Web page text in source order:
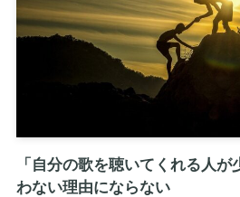
「自分の歌を聴いてくれる人
わない理由にならない